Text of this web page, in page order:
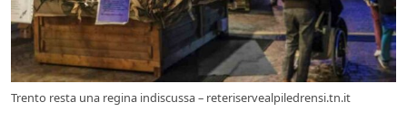
Trento resta una regina indiscussa – reteriservealpiledrensi.tn.it